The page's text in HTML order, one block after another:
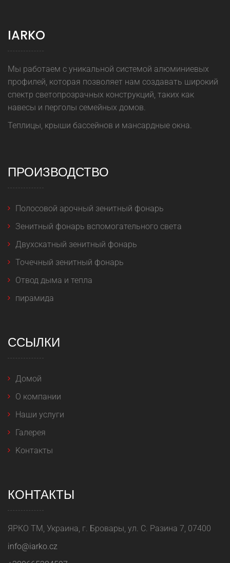
IARKO
Мы работаем с уникальной системой алюминиевых
профилей, которая позволяет нам создавать широкий
спектр светопрозрачных конструкций, таких как
навесы и перголы семейных домов.
Теплицы, крыши бассейнов и мансардные окна.
ПРОИЗВОДСТВО
Полосовой арочный зенитный фонарь
Зенитный фонарь вспомогательного света
Двухскатный зенитный фонарь
Точечный зенитный фонарь
Отвод дыма и тепла
пирамида
ССЫЛКИ
Домой
O компании
Наши услуги
Галерея
Kонтакты
КОНТАКТЫ
ЯРКО ТМ, Украина, г. Бровары, ул. С. Разина 7, 07400
info@iarko.cz